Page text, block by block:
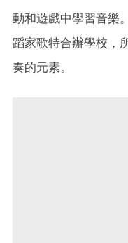
動和遊戲中學習音樂
蹈家歌特合辦學校，
奏的元素。